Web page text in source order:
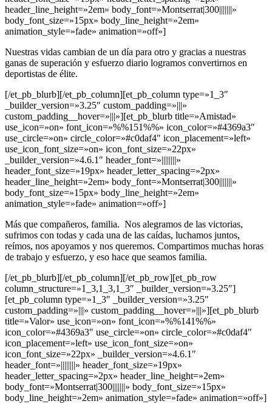
header_line_height=»2em» body_font=»Montserrat|300|||||||»
body_font_size=»15px» body_line_height=»2em»
animation_style=»fade» animation=»off»]
Nuestras vidas cambian de un día para otro y gracias a nuestras
ganas de superación y esfuerzo diario logramos convertirnos en
deportistas de élite.
[/et_pb_blurb][/et_pb_column][et_pb_column type=»1_3″
_builder_version=»3.25″ custom_padding=»|||»
custom_padding__hover=»|||»][et_pb_blurb title=»Amistad»
use_icon=»on» font_icon=»%%151%%» icon_color=»#4369a3″
use_circle=»on» circle_color=»#c0daf4″ icon_placement=»left»
use_icon_font_size=»on» icon_font_size=»22px»
_builder_version=»4.6.1″ header_font=»||||||||»
header_font_size=»19px» header_letter_spacing=»2px»
header_line_height=»2em» body_font=»Montserrat|300|||||||»
body_font_size=»15px» body_line_height=»2em»
animation_style=»fade» animation=»off»]
Más que compañeros, familia. Nos alegramos de las victorias,
sufrimos con todas y cada una de las caídas, luchamos juntos,
reímos, nos apoyamos y nos queremos. Compartimos muchas horas
de trabajo y esfuerzo, y eso hace que seamos familia.
[/et_pb_blurb][/et_pb_column][/et_pb_row][et_pb_row
column_structure=»1_3,1_3,1_3″ _builder_version=»3.25″]
[et_pb_column type=»1_3″ _builder_version=»3.25″
custom_padding=»|||» custom_padding__hover=»|||»][et_pb_blurb
title=»Valor» use_icon=»on» font_icon=»%%141%%»
icon_color=»#4369a3″ use_circle=»on» circle_color=»#c0daf4″
icon_placement=»left» use_icon_font_size=»on»
icon_font_size=»22px» _builder_version=»4.6.1″
header_font=»||||||||» header_font_size=»19px»
header_letter_spacing=»2px» header_line_height=»2em»
body_font=»Montserrat|300|||||||» body_font_size=»15px»
body_line_height=»2em» animation_style=»fade» animation=»off»]